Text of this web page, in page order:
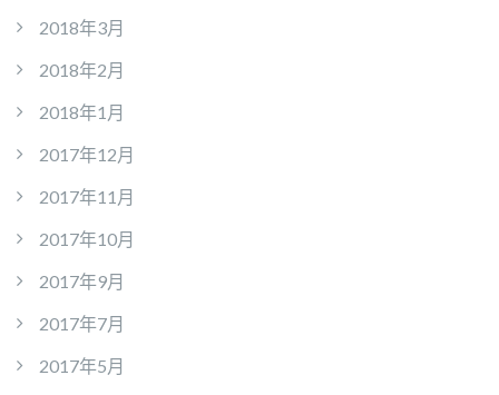
2018年3月
2018年2月
2018年1月
2017年12月
2017年11月
2017年10月
2017年9月
2017年7月
2017年5月